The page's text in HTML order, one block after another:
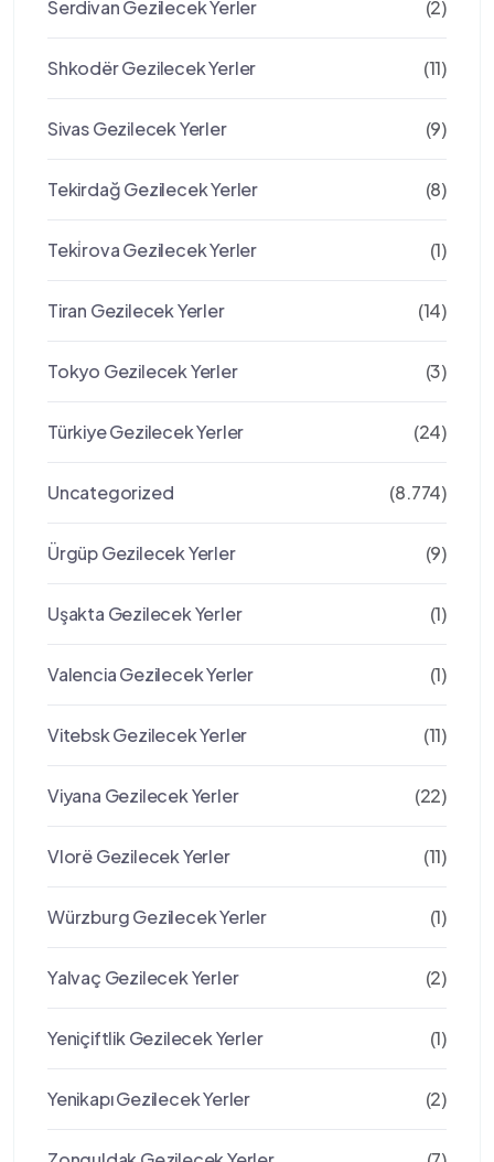
Serdivan Gezilecek Yerler (2)
Shkodër Gezilecek Yerler (11)
Sivas Gezilecek Yerler (9)
Tekirdağ Gezilecek Yerler (8)
Teki̇rova Gezilecek Yerler (1)
Tiran Gezilecek Yerler (14)
Tokyo Gezilecek Yerler (3)
Türkiye Gezilecek Yerler (24)
Uncategorized (8.774)
Ürgüp Gezilecek Yerler (9)
Uşakta Gezilecek Yerler (1)
Valencia Gezilecek Yerler (1)
Vitebsk Gezilecek Yerler (11)
Viyana Gezilecek Yerler (22)
Vlorë Gezilecek Yerler (11)
Würzburg Gezilecek Yerler (1)
Yalvaç Gezilecek Yerler (2)
Yeniçiftlik Gezilecek Yerler (1)
Yenikapı Gezilecek Yerler (2)